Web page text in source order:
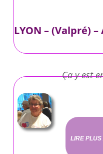
LYON – (Valpré)
Ça y est
LIRE PLUS